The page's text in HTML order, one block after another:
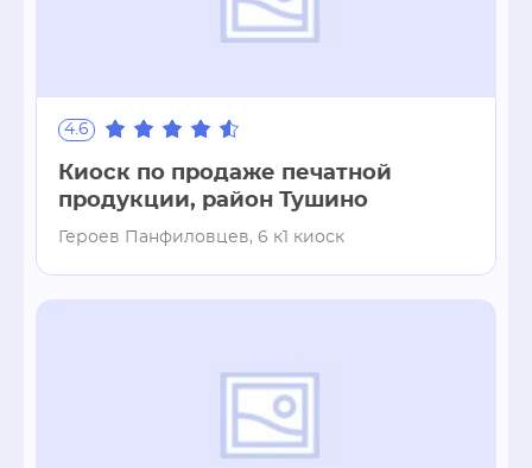
4.6
Киоск по продаже печатной
продукции, район Тушино
Героев Панфиловцев, 6 к1 киоск